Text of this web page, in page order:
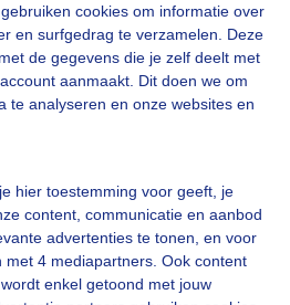
cookies om informatie over
en surfgedrag te verzamelen. Deze
de gegevens die je zelf deelt met
aanmaakt. Dit doen we om
te analyseren en onze websites en
hier toestemming voor geeft, je
content, communicatie en aanbod
advertenties te tonen, en voor
met 4 mediapartners. Ook content
enkel getoond met jouw